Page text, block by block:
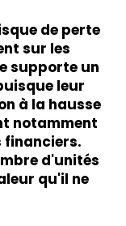
de perte
sur les
supporte un
leur
à la hausse
notamment
financiers.
d'unités
qu'il ne